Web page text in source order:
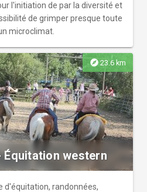
l'initiation de par la diversité et
de grimper presque toute
microclimat.
explore23.6 km
Équitation western
d'équitation, randonnées,